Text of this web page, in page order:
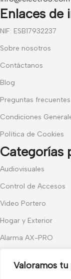
Valoramos tu
Enlaces de
NIF: ESB17932237
Sobre nosotros
Contáctanos
Blog
Preguntas frecuentes
Condiciones
Política de Cookies
Categorías
Audiovisuales
Control de Accesos
Video Portero
Hogar y Exterior
Alarma AX-PRO
Únete a